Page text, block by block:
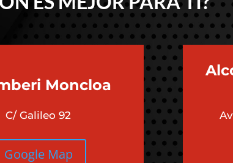
Moncloa
C/ Galileo 92
Google Map